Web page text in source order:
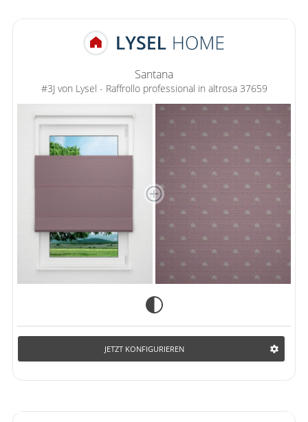
Santana
#3J von Lysel - Raffrollo professional in altrosa 37659
JETZT KONFIGURIEREN